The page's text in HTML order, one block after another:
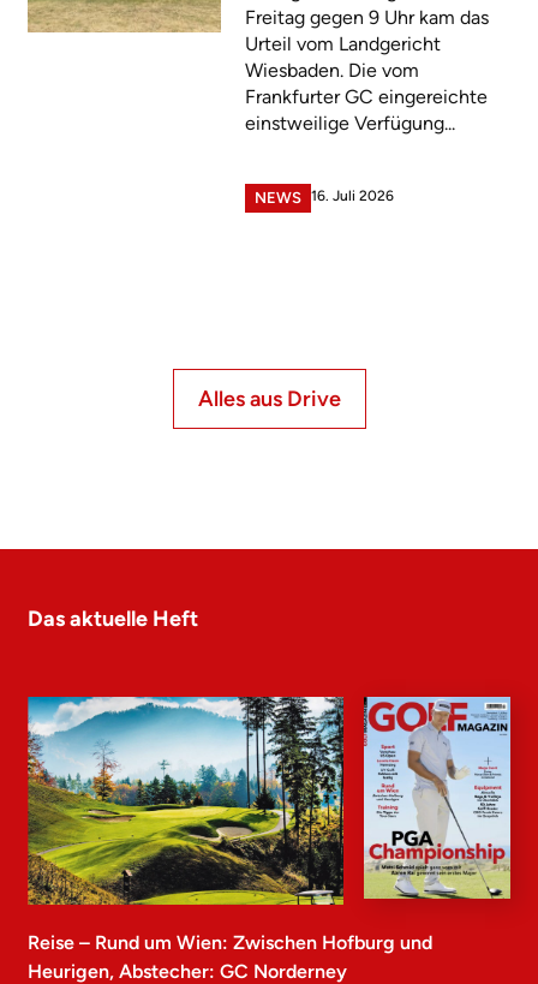
Freitag gegen 9 Uhr kam das
Urteil vom Landgericht
Wiesbaden. Die vom
Frankfurter GC eingereichte
einstweilige Verfügung...
NEWS 16. Juli 2026
Alles aus Drive
Das aktuelle Heft
Reise – Rund um Wien: Zwischen Hofburg und
Heurigen, Abstecher: GC Norderney